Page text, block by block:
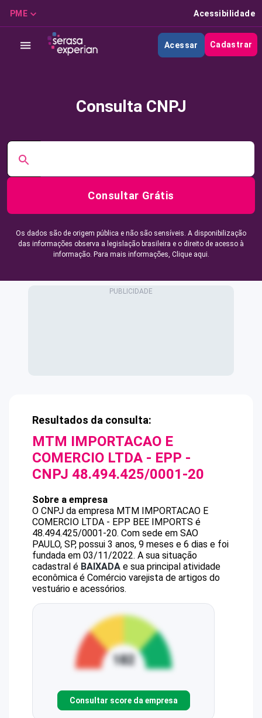
PME Acessibilidade
Acessar Cadastrar
Consulta CNPJ
Consultar Grátis
Os dados são de origem pública e não são sensíveis. A disponibilização
das informações observa a legislação brasileira e o direito de acesso à
informação. Para mais informações, Clique aqui.
Resultados da consulta:
MTM IMPORTACAO E
COMERCIO LTDA - EPP -
CNPJ 48.494.425/0001-20
Sobre a empresa
O CNPJ da empresa MTM IMPORTACAO E
COMERCIO LTDA - EPP BEE IMPORTS é
48.494.425/0001-20. Com sede em SAO
PAULO, SP, possui 3 anos, 9 meses e 6 dias e foi
fundada em 03/11/2022. A sua situação
cadastral é BAIXADA e sua principal atividade
econômica é Comércio varejista de artigos do
vestuário e acessórios.
Consultar score da empresa